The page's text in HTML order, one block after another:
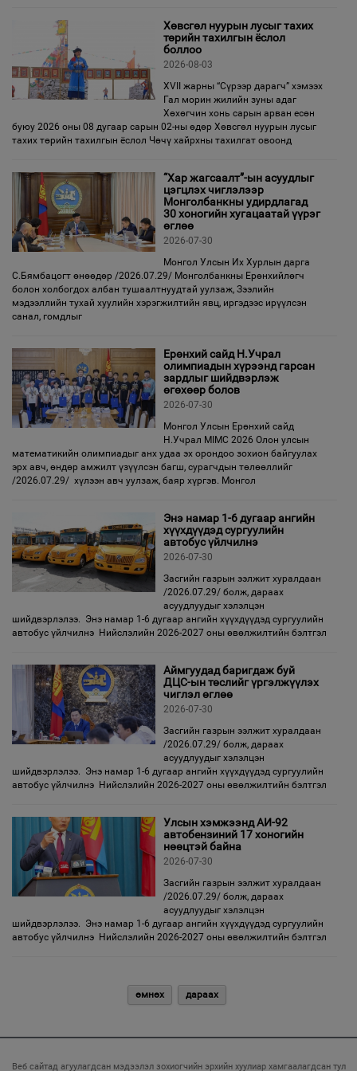
Хөвсгөл нуурын лусыг тахих
төрийн тахилгын ёслол
боллоо
2026-08-03
XVII жарны “Сүрээр дарагч” хэмээх
Гал морин жилийн зуны адаг
Хөхөгчин хонь сарын арван есөн
буюу 2026 оны 08 дугаар сарын 02-ны өдөр Хөвсгөл нуурын лусыг
тахих төрийн тахилгын ёслол Чөчү хайрхны тахилгат овоонд
“Хар жагсаалт”-ын асуудлыг
цэгцлэх чиглэлээр
Монголбанкны удирдлагад
30 хоногийн хугацаатай үүрэг
өглөө
2026-07-30
Монгол Улсын Их Хурлын дарга
С.Бямбацогт өнөөдөр /2026.07.29/ Монголбанкны Ерөнхийлөгч
болон холбогдох албан тушаалтнуудтай уулзаж, Зээлийн
мэдээллийн тухай хуулийн хэрэгжилтийн явц, иргэдээс ирүүлсэн
санал, гомдлыг
Ерөнхий сайд Н.Учрал
олимпиадын хүрээнд гарсан
зардлыг шийдвэрлэж
өгөхөөр болов
2026-07-30
Монгол Улсын Ерөнхий сайд
Н.Учрал MIMC 2026 Олон улсын
математикийн олимпиадыг анх удаа эх орондоо зохион байгуулах
эрх авч, өндөр амжилт үзүүлсэн багш, сурагчдын төлөөллийг
/2026.07.29/ хүлээн авч уулзаж, баяр хүргэв. Монгол
Энэ намар 1-6 дугаар ангийн
хүүхдүүдэд сургуулийн
автобус үйлчилнэ
2026-07-30
Засгийн газрын ээлжит хуралдаан
/2026.07.29/ болж, дараах
асуудлуудыг хэлэлцэн
шийдвэрлэлээ. Энэ намар 1-6 дугаар ангийн хүүхдүүдэд сургуулийн
автобус үйлчилнэ Нийслэлийн 2026-2027 оны өвөлжилтийн бэлтгэл
Аймгуудад баригдаж буй
ДЦС-ын төслийг үргэлжүүлэх
чиглэл өглөө
2026-07-30
Засгийн газрын ээлжит хуралдаан
/2026.07.29/ болж, дараах
асуудлуудыг хэлэлцэн
шийдвэрлэлээ. Энэ намар 1-6 дугаар ангийн хүүхдүүдэд сургуулийн
автобус үйлчилнэ Нийслэлийн 2026-2027 оны өвөлжилтийн бэлтгэл
Улсын хэмжээнд АИ-92
автобензиний 17 хоногийн
нөөцтэй байна
2026-07-30
Засгийн газрын ээлжит хуралдаан
/2026.07.29/ болж, дараах
асуудлуудыг хэлэлцэн
шийдвэрлэлээ. Энэ намар 1-6 дугаар ангийн хүүхдүүдэд сургуулийн
автобус үйлчилнэ Нийслэлийн 2026-2027 оны өвөлжилтийн бэлтгэл
өмнөх дараах
Веб сайтад агуулагдсан мэдээлэл зохиогчийн эрхийн хуулиар хамгаалагдсан тул